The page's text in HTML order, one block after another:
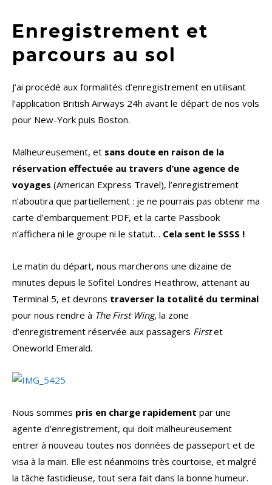
Enregistrement et
parcours au sol
J’ai procédé aux formalités d’enregistrement en utilisant
l’application British Airways 24h avant le départ de nos vols
pour New-York puis Boston.
Malheureusement, et sans doute en raison de la
réservation effectuée au travers d’une agence de
voyages (American Express Travel), l’enregistrement
n’aboutira que partiellement : je ne pourrais pas obtenir ma
carte d’embarquement PDF, et la carte Passbook
n’affichera ni le groupe ni le statut… Cela sent le SSSS !
Le matin du départ, nous marcherons une dizaine de
minutes depuis le Sofitel Londres Heathrow, attenant au
Terminal 5, et devrons traverser la totalité du terminal
pour nous rendre à The First Wing, la zone
d’enregistrement réservée aux passagers Firstet
Oneworld Emerald.
Nous sommes pris en charge rapidement par une
agente d’enregistrement, qui doit malheureusement
entrer à nouveau toutes nos données de passeport et de
visa à la main. Elle est néanmoins très courtoise, et malgré
la tâche fastidieuse, tout sera fait dans la bonne humeur.